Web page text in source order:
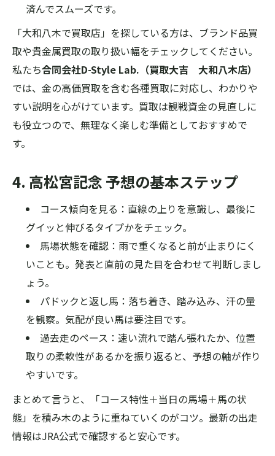
済んでスムーズです。
「大和八木で買取店」を探している方は、ブランド品買
取や貴金属買取の取り扱い幅をチェックしてください。
私たち合同会社D-Style Lab.（買取大吉 大和八木店）
では、金の高価買取を含む各種買取に対応し、わかりや
すい説明を心がけています。買取は観戦資金の見直しに
も役立つので、無理なく楽しむ準備としておすすめで
す。
4. 高松宮記念 予想の基本ステップ
コース傾向を見る：直線の上りを意識し、最後に
グイッと伸びるタイプかをチェック。
馬場状態を確認：雨で重くなると前が止まりにく
いことも。発表と直前の見た目を合わせて判断しまし
ょう。
パドックと返し馬：落ち着き、踏み込み、汗の量
を観察。気配が良い馬は要注目です。
過去走のペース：速い流れで踏ん張れたか、位置
取りの柔軟性があるかを振り返ると、予想の軸が作り
やすいです。
まとめて言うと、「コース特性＋当日の馬場＋馬の状
態」を積み木のように重ねていくのがコツ。最新の出走
情報はJRA公式で確認すると安心です。